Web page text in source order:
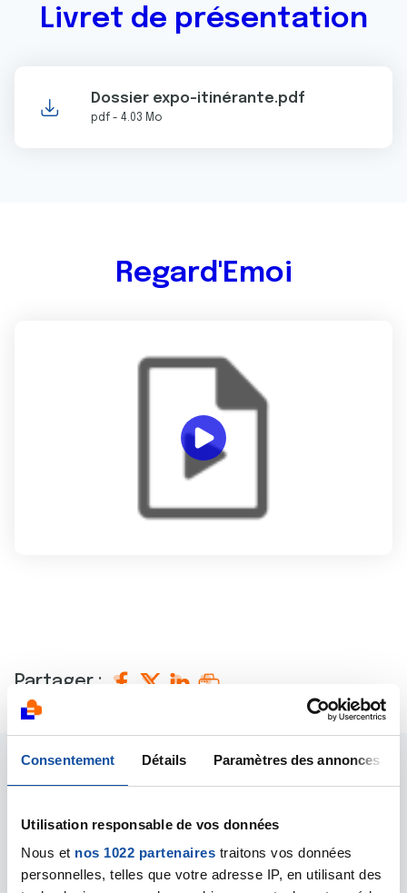
Consentement Détails Paramètres des annonces
Utilisation responsable de vos données
Nous et nos 1022 partenaires traitons vos données
personnelles, telles que votre adresse IP, en utilisant des
Livret de présentation
Dossier expo-itinérante.pdf
pdf - 4.03 Mo
Regard'Emoi
Partager :
pourraient vous
intéresser